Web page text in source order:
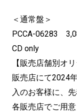
＜通常盤＞
PCCA-06283
CD only
【販売店舗別オ
販売店にて2024
入のお客様に、
各販売店でご用